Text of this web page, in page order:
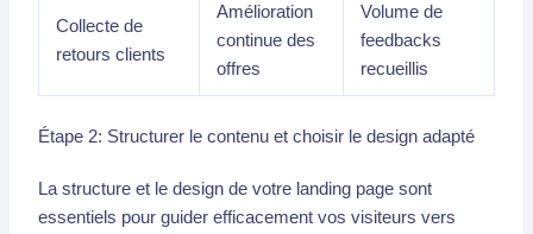
Collecte de
retours clients
Amélioration
continue des
offres
Volume de
feedbacks
recueillis
Étape 2: Structurer le contenu et choisir le design adapté
La structure et le design de votre landing page sont
essentiels pour guider efficacement vos visiteurs vers